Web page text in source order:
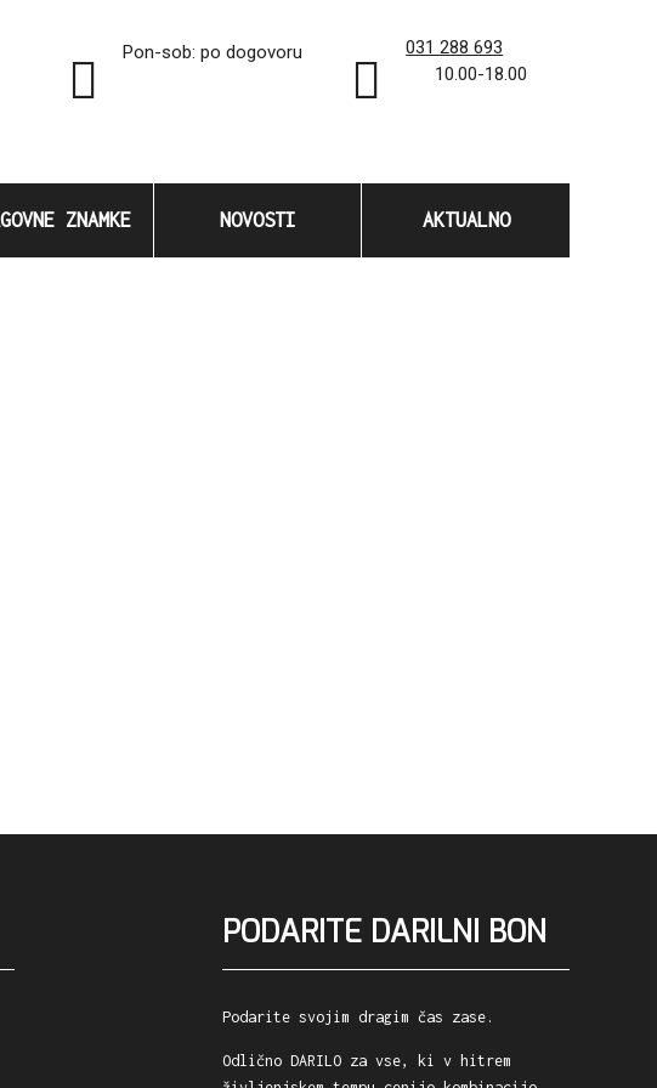
Pon-sob: po dogovoru
031 288 693
10.00-18.00
ZNAMKE NOVOSTI AKTUALNO
PODARITE DARILNI BON
Podarite svojim dragim čas zase.
Odlično DARILO za vse, ki v hitrem